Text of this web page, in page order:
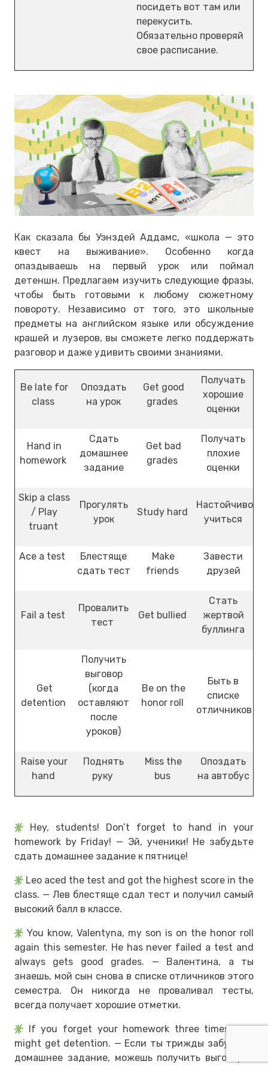
посидеть вот там или
перекусить.
Обязательно проверяй
свое расписание.
Как сказала бы Уэнздей Аддамс, «школа — это
квест на выживание». Особенно когда
опаздываешь на первый урок или поймал
детеншн. Предлагаем изучить следующие фразы,
чтобы быть готовыми к любому сюжетному
повороту. Независимо от того, это школьные
предметы на английском языке или обсуждение
крашей и лузеров, вы сможете легко поддержать
разговор и даже удивить своими знаниями.
Be late for
class
Опоздать
на урок
Get good
grades
Получать
хорошие
оценки
Hand in
homework
Сдать
домашнее
задание
Get bad
grades
Получать
плохие
оценки
Skip a class
/ Play
truant
Прогулять
урок
Study hard
Настойчиво
учиться
Ace a test
Блестяще
сдать тест
Make
friends
Завести
друзей
Fail a test
Провалить
тест
Get bullied
Стать
жертвой
буллинга
Get
detention
Получить
выговор
(когда
оставляют
после
уроков)
Be on the
honor roll
Быть в
списке
отличников
Raise your
hand
Поднять
руку
Miss the
bus
Опоздать
на автобус
Hey, students! Don’t forget to hand in your
homework by Friday! — Эй, ученики! Не забудьте
сдать домашнее задание к пятнице!
Leo aced the test and got the highest score in the
class. — Лев блестяще сдал тест и получил самый
высокий балл в классе.
You know, Valentyna, my son is on the honor roll
again this semester. He has never failed a test and
always gets good grades. — Валентина, а ты
знаешь, мой сын снова в списке отличников этого
семестра. Он никогда не проваливал тесты,
всегда получает хорошие отметки.
If you forget your homework three times, you
might get detention. — Если ты трижды забудешь
домашнее задание, можешь получить выговор и